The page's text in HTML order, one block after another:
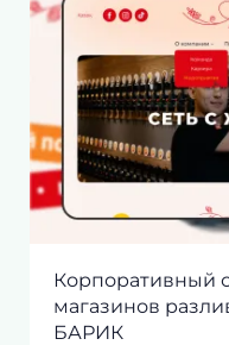
Корпоративный
магазинов
БАРИК